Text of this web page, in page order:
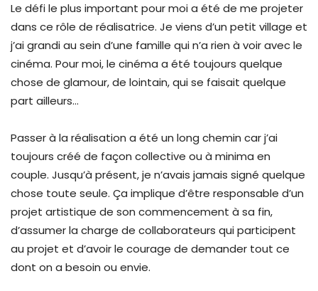
Le défi le plus important pour moi a été de me projeter
dans ce rôle de réalisatrice. Je viens d’un petit village et
j’ai grandi au sein d’une famille qui n’a rien à voir avec le
cinéma. Pour moi, le cinéma a été toujours quelque
chose de glamour, de lointain, qui se faisait quelque
part ailleurs…
Passer à la réalisation a été un long chemin car j’ai
toujours créé de façon collective ou à minima en
couple. Jusqu’à présent, je n’avais jamais signé quelque
chose toute seule. Ça implique d’être responsable d’un
projet artistique de son commencement à sa fin,
d’assumer la charge de collaborateurs qui participent
au projet et d’avoir le courage de demander tout ce
dont on a besoin ou envie.